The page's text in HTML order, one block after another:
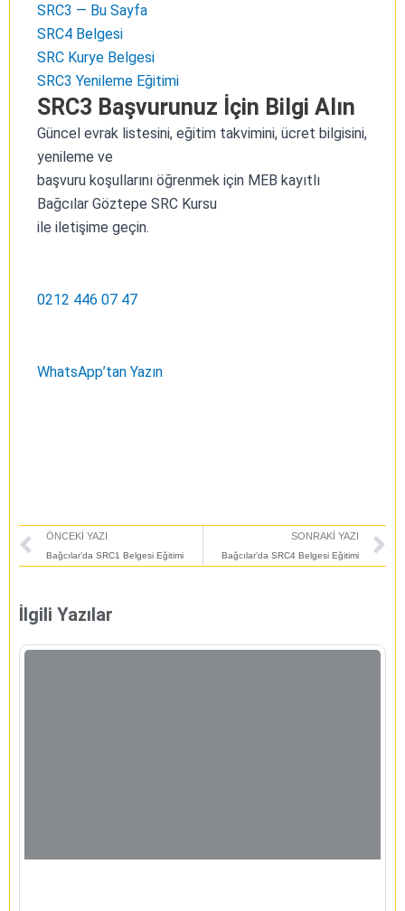
SRC3 — Bu Sayfa
SRC4 Belgesi
SRC Kurye Belgesi
SRC3 Yenileme Eğitimi
SRC3 Başvurunuz İçin Bilgi Alın
Güncel evrak listesini, eğitim takvimini, ücret bilgisini,
yenileme ve
başvuru koşullarını öğrenmek için MEB kayıtlı
Bağcılar Göztepe SRC Kursu
ile iletişime geçin.
0212 446 07 47
WhatsApp’tan Yazın
ÖNCEKI YAZI
Bağcılar’da SRC1 Belgesi Eğitimi
SONRAKI YAZI
Bağcılar’da SRC4 Belgesi Eğitimi
İlgili Yazılar